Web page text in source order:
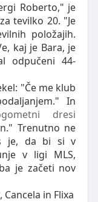
Roberto," je
tevilko 20. "Je
položajih.
kaj je Bara, je
odpučeni 44-
"Če me klub
In
dresi
Trenutno ne
je, da bi si v
v ligi MLS,
je začeti nov
in Flixa